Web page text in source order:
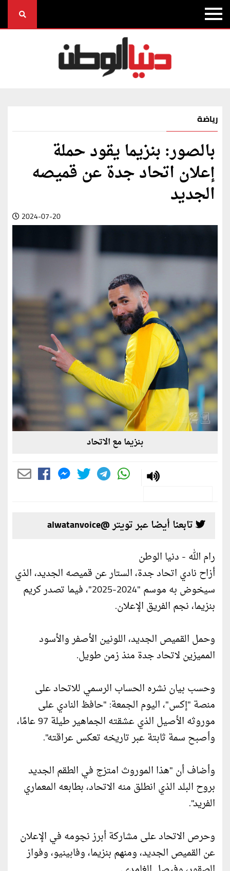
رياضة
بالصور: بنزيما يقود حملة
إعلان اتحاد جدة عن قميصه
الجديد
2024-07-20
بنزيما مع الاتحاد
تابعنا أيضا عبر تويتر @alwatanvoice
رام الله - دنيا الوطن
أزاح نادي اتحاد جدة، الستار عن قميصه الجديد، الذي
سيخوض به موسم "2024-2025"، فيما تصدر كريم
بنزيما، نجم الفريق الإعلان.
وحمل القميص الجديد، اللونين الأصفر والأسود
المميزين لاتحاد جدة منذ زمن طويل.
وحسب بيان نشره الحساب الرسمي للاتحاد على
منصة "إكس"، اليوم الجمعة: "حافظ النادي على
موروثه الأصيل الذي عشقته الجماهير طيلة 97 عامًا،
وأصبح سمة ثابتة عبر تاريخه تعكس عراقته".
وأضاف أن "هذا الموروث امتزج في الطقم الجديد
بروح البلد الذي انطلق منه الاتحاد، بطابعه المعماري
الفريد".
وحرص الاتحاد على مشاركة أبرز نجومه في الإعلان
عن القميص الجديد، ومنهم بنزيما، وفابينيو، وفواز